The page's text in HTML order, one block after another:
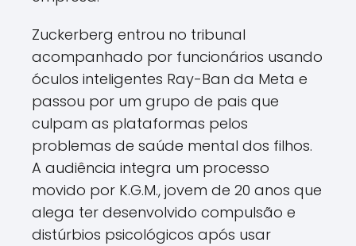
Zuckerberg entrou no tribunal
acompanhado por funcionários usando
óculos inteligentes Ray-Ban da Meta e
passou por um grupo de pais que
culpam as plataformas pelos
problemas de saúde mental dos filhos.
A audiência integra um processo
movido por K.G.M., jovem de 20 anos que
alega ter desenvolvido compulsão e
distúrbios psicológicos após usar